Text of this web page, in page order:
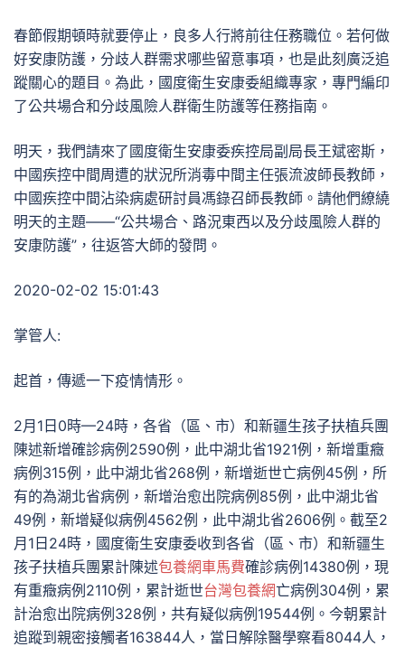
春節假期頓時就要停止，良多人行將前往任務職位。若何做
好安康防護，分歧人群需求哪些留意事項，也是此刻廣泛追
蹤關心的題目。為此，國度衛生安康委組織專家，專門編印
了公共場合和分歧風險人群衛生防護等任務指南。
明天，我們請來了國度衛生安康委疾控局副局長王斌密斯，
中國疾控中間周遭的狀況所消毒中間主任張流波師長教師，
中國疾控中間沾染病處研討員馮錄召師長教師。請他們繚繞
明天的主題——“公共場合、路況東西以及分歧風險人群的
安康防護”，往返答大師的發問。
2020-02-02 15:01:43
掌管人:
起首，傳遞一下疫情情形。
2月1日0時—24時，各省（區、市）和新疆生孩子扶植兵團
陳述新增確診病例2590例，此中湖北省1921例，新增重癥
病例315例，此中湖北省268例，新增逝世亡病例45例，所
有的為湖北省病例，新增治愈出院病例85例，此中湖北省
49例，新增疑似病例4562例，此中湖北省2606例。截至2
月1日24時，國度衛生安康委收到各省（區、市）和新疆生
孩子扶植兵團累計陳述包養網車馬費確診病例14380例，現
有重癥病例2110例，累計逝世台灣包養網亡病例304例，累
計治愈出院病例328例，共有疑似病例19544例。今朝累計
追蹤到親密接觸者163844人，當日解除醫學察看8044人，